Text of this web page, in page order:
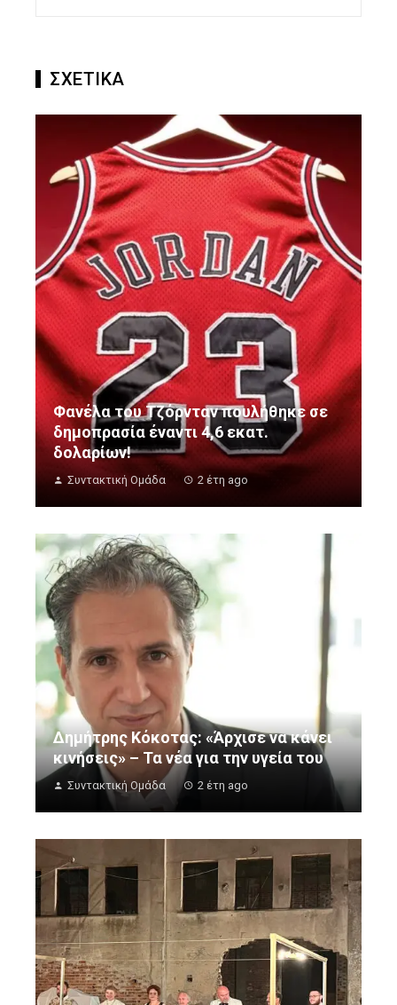
ΣΧΕΤΙΚΑ
Φανέλα του Τζόρνταν πουλήθηκε σε
δημοπρασία έναντι 4,6 εκατ.
δολαρίων!
Συντακτική Ομάδα 2 έτη ago
Δημήτρης Κόκοτας: «Άρχισε να κάνει
κινήσεις» – Τα νέα για την υγεία του
Συντακτική Ομάδα 2 έτη ago